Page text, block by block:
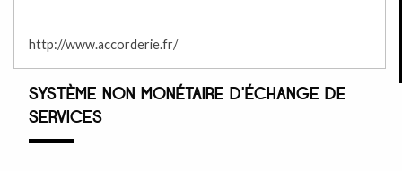
http://www.accorderie.fr/
SYSTÈME NON MONÉTAIRE D'ÉCHANGE DE
SERVICES